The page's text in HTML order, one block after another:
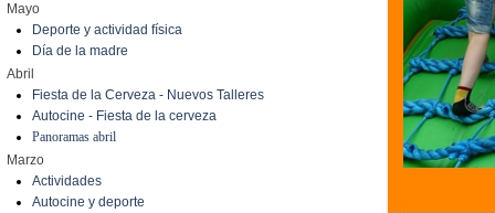
Mayo
Deporte y actividad física
Día de la madre
Abril
Fiesta de la Cerveza - Nuevos Talleres
Autocine - Fiesta de la cerveza
Panoramas abril
Marzo
Actividades
Autocine y deporte